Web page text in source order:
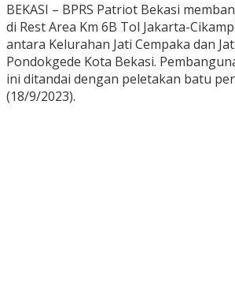
BEKASI – BPRS Patriot Bekasi
di Rest Area Km 6B Tol Jakarta-
antara Kelurahan Jati Cempaka dan
Pondokgede Kota Bekasi.
ini ditandai dengan peletakan batu
(18/9/2023).